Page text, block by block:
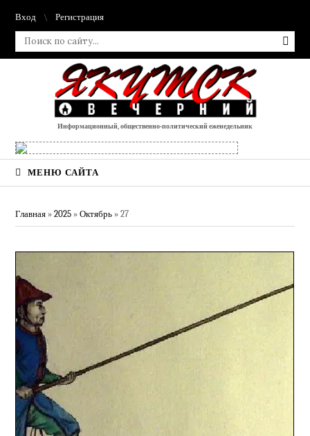
Вход Регистрация
Информационный, общественно-политический еженедельник
МЕНЮ САЙТА
Главная »2025 » Октябрь » 27